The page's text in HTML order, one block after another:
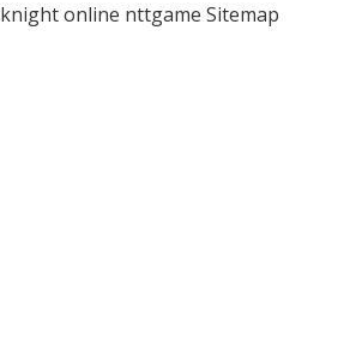
knight online nttgame Sitemap